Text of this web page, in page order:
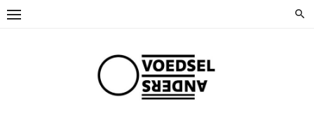
Ga
naar